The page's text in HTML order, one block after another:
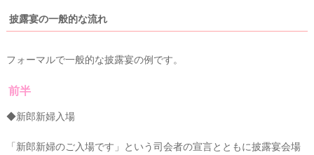
披露宴の一般的な流れ
フォーマルで一般的な披露宴の例です。
前半
◆新郎新婦入場
「新郎新婦のご入場です」という司会者の宣言とともに披露宴会場